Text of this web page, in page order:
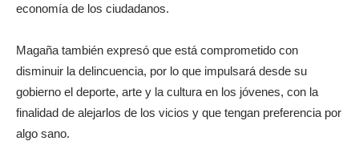
economía de los ciudadanos.
Magaña también expresó que está comprometido con
disminuir la delincuencia, por lo que impulsará desde su
gobierno el deporte, arte y la cultura en los jóvenes, con la
finalidad de alejarlos de los vicios y que tengan preferencia por
algo sano.